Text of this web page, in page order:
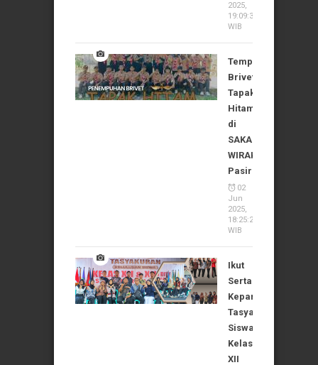
2025,
19:09:37
WIB
Tempuh
Brivet
Tapak
Hitam
di
SAKA
WIRAKARTIKA
Pasirian
02
Jun
2025,
18:25:24
WIB
Ikut
Serta
Kepanitiaan
Tasyakuran
Siswa
Kelas
XII